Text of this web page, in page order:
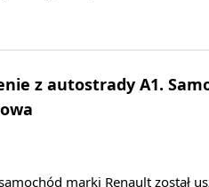
z autostrady A1.
marki Renault został